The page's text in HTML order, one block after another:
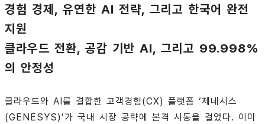
경험 경제, 유연한 AI 전략, 그리고 한국어 완전
지원
클라우드 전환, 공감 기반 AI, 그리고 99.998%
의 안정성
클라우드와 AI를 결합한 고객경험(CX) 플랫폼 ‘제네시스
(GENESYS)’가 국내 시장 공략에 본격 시동을 걸었다. 이미